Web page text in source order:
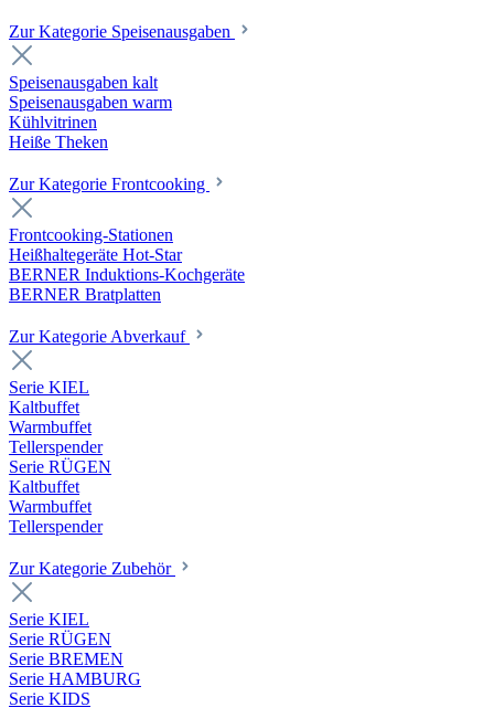
Zur Kategorie Speisenausgaben
Speisenausgaben kalt
Speisenausgaben warm
Kühlvitrinen
Heiße Theken
Zur Kategorie Frontcooking
Frontcooking-Stationen
Heißhaltegeräte Hot-Star
BERNER Induktions-Kochgeräte
BERNER Bratplatten
Zur Kategorie Abverkauf
Serie KIEL
Kaltbuffet
Warmbuffet
Tellerspender
Serie RÜGEN
Kaltbuffet
Warmbuffet
Tellerspender
Zur Kategorie Zubehör
Serie KIEL
Serie RÜGEN
Serie BREMEN
Serie HAMBURG
Serie KIDS